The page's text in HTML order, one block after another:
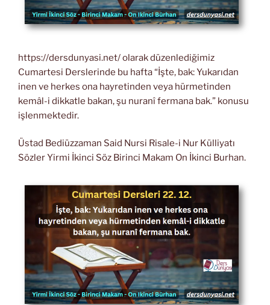
https://dersdunyasi.net/ olarak düzenlediğimiz
Cumartesi Derslerinde bu hafta “İşte, bak: Yukarıdan
inen ve herkes ona hayretinden veya hürmetinden
kemâl-i dikkatle bakan, şu nuranî fermana bak.” konusu
işlenmektedir.
Üstad Bediüzzaman Said Nursi Risale-i Nur Külliyatı
Sözler Yirmi İkinci Söz Birinci Makam On İkinci Burhan.